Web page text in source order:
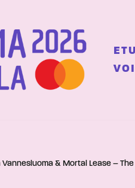
Vannesluoma & Mortal Lease –